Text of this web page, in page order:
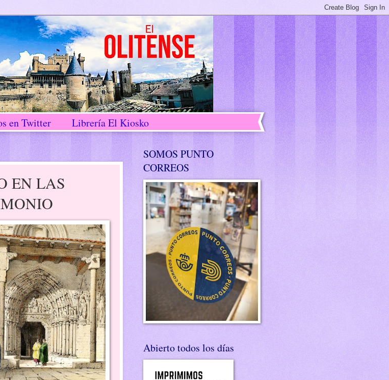
en Twitter Librería El Kiosko
EN LAS
SOMOS PUNTO
CORREOS
Abierto todos los días